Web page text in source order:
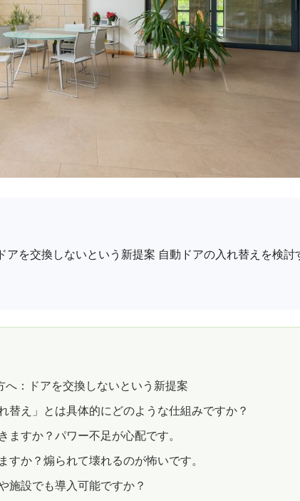
を交換しないという新提案 自動ドアの入れ替えを検討
：ドアを交換しないという新提案
替え」とは具体的にどのような仕組みですか？
すか？パワー不足が心配です。
か？煽られて壊れるのが怖いです。
施設でも導入可能ですか？